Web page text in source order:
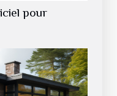
pour